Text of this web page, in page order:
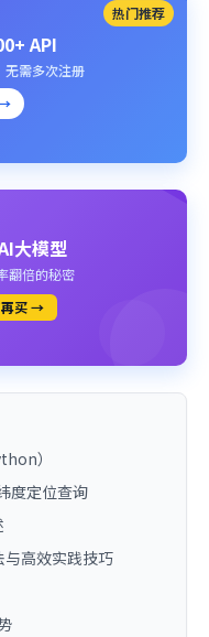
热门推荐
API
需多次注册
大模型
翻倍的秘密
再买 →
）
度定位查询
高效实践技巧